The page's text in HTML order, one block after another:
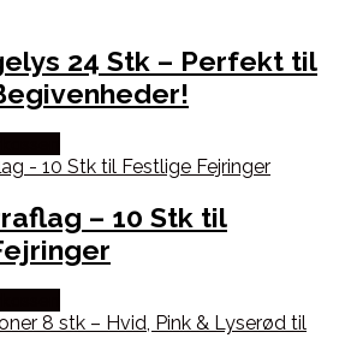
24 Stk – Perfekt til
– 10 Stk til